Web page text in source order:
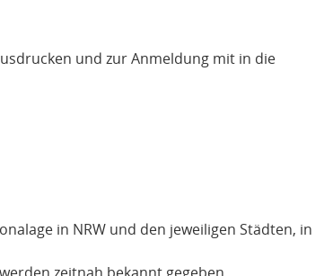
und zur Anmeldung mit in die
in NRW und den jeweiligen Städten, in